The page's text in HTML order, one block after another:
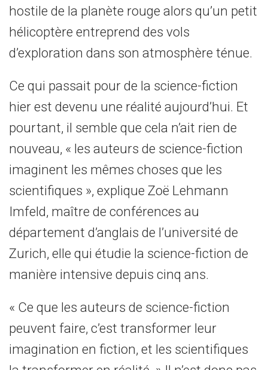
hostile de la planète rouge alors qu’un petit
hélicoptère entreprend des vols
d’exploration dans son atmosphère ténue.
Ce qui passait pour de la science-fiction
hier est devenu une réalité aujourd’hui. Et
pourtant, il semble que cela n’ait rien de
nouveau, « les auteurs de science-fiction
imaginent les mêmes choses que les
scientifiques », explique Zoë Lehmann
Imfeld, maître de conférences au
département d’anglais de l’université de
Zurich, elle qui étudie la science-fiction de
manière intensive depuis cinq ans.
« Ce que les auteurs de science-fiction
peuvent faire, c’est transformer leur
imagination en fiction, et les scientifiques